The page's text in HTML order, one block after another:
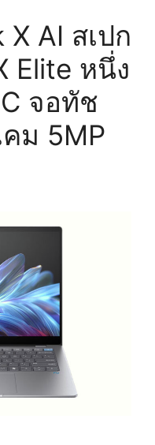
X AI สเปก
Elite หนึ่ง
จอทัช
คม 5MP